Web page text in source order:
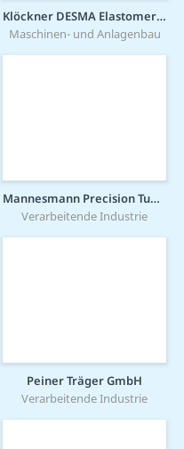
Klöckner DESMA Elastomertechnik GmbH
Maschinen- und Anlagenbau
Mannesmann Precision Tubes GmbH
Verarbeitende Industrie
Peiner Träger GmbH
Verarbeitende Industrie